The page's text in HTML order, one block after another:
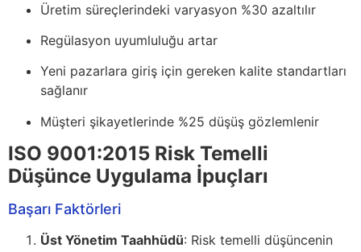
Üretim süreçlerindeki varyasyon %30 azaltılır
Regülasyon uyumluluğu artar
Yeni pazarlara giriş için gereken kalite standartları
sağlanır
Müşteri şikayetlerinde %25 düşüş gözlemlenir
ISO 9001:2015 Risk Temelli
Düşünce Uygulama İpuçları
Başarı Faktörleri
Üst Yönetim Taahhüdü: Risk temelli düşüncenin